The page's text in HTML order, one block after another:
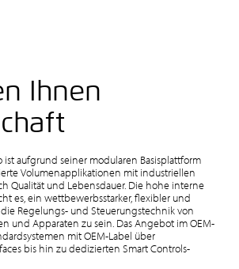
Ihnen
ist aufgrund seiner modularen Basisplattform
Volumenapplikationen mit industriellen
Qualität und Lebensdauer. Die hohe interne
es, ein wettbewerbsstarker, flexibler und
Regelungs- und Steuerungstechnik von
und Apparaten zu sein. Das Angebot im OEM-
mit OEM-Label über
bis hin zu dedizierten Smart Controls-